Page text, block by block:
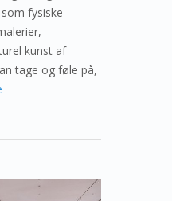
fysiske
kunst af
tage og føle på,